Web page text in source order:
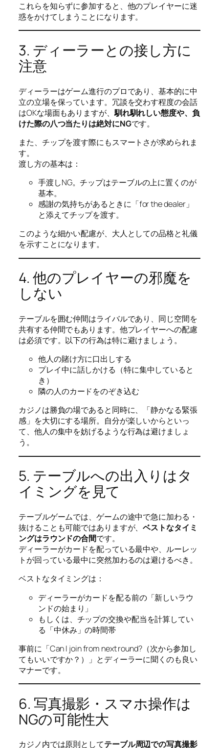
これらを知らずに参加すると、他のプレイヤーに迷
惑をかけてしまうことになります。
3. ディーラーとの接し方に
注意
ディーラーはゲーム進行のプロであり、基本的に中
立の立場を保っています。冗談を交わす程度の会話
はOKな場面もありますが、馴れ馴れしい態度や、負
けた際の八つ当たりは絶対にNGです。
また、チップを渡す際にもスマートさが求められま
す。
渡し方の基本は：
手渡しNG。チップはテーブルの上に置くのが
基本。
感謝の気持ちがあるときに「for the dealer」
と添えてチップを渡す。
このような細かい配慮が、大人としての品格と礼儀
を示すことになります。
4. 他のプレイヤーの邪魔を
しない
テーブルを囲む仲間はライバルであり、同じ空間を
共有する仲間でもあります。他プレイヤーへの配慮
は必須です。以下の行為は特に避けましょう。
他人の賭け方に口出しする
プレイ中に話しかける（特に集中していると
き）
隣の人のカードをのぞき込む
カジノは勝負の場であると同時に、「静かなる緊張
感」を大切にする場所。自分が楽しいからといっ
て、他人の集中を妨げるような行為は避けましょ
う。
5. テーブルへの出入りはタ
イミングを見て
テーブルゲームでは、ゲームの途中で急に加わる・
抜けることも可能ではありますが、ベストなタイミ
ングはラウンドの合間です。
ディーラーがカードを配っている最中や、ルーレッ
トが回っている最中に突然加わるのは避けるべき。
ベストなタイミングは：
ディーラーがカードを配る前の「新しいラウ
ンドの始まり」
もしくは、チップの交換や配当を計算してい
る「中休み」の時間帯
事前に「Can I join from next round?（次から参加し
てもいいですか？）」とディーラーに聞くのも良い
マナーです。
6. 写真撮影・スマホ操作は
NGの可能性大
カジノ内では原則としてテーブル周辺での写真撮影